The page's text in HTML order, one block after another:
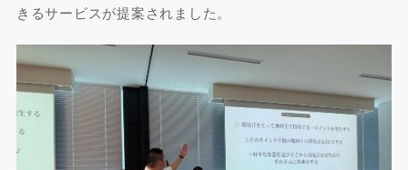
きるサービスが提案されました。